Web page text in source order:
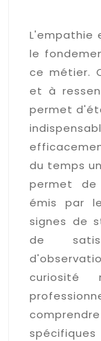
L'empathie
le
ce métier.
et à
permet
du temps
permet de
émis par
signes de
de
curiosité